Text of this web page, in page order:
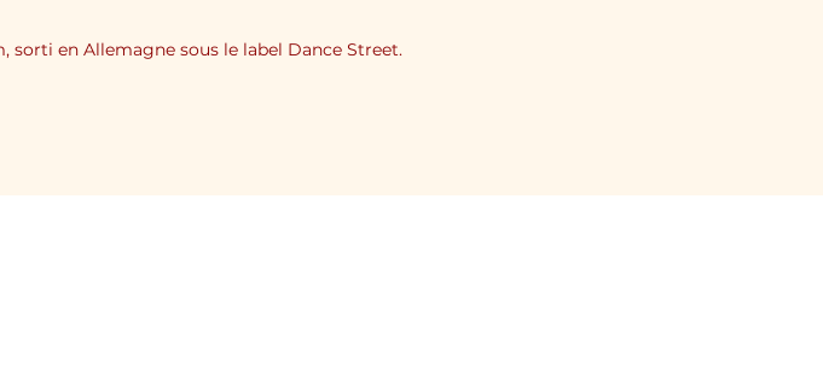
sorti en Allemagne sous le label Dance Street.